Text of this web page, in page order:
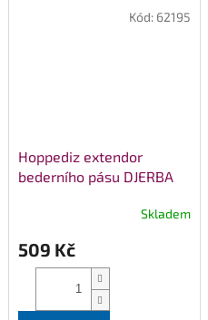
Hoppediz extendor
bederního pásu DJERBA
Skladem
509 Kč
Kód: 62195